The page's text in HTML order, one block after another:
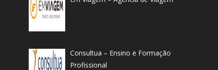
Consultua – Ensino e Formação
Profissional